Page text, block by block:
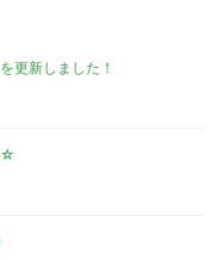
更新しました！
☆